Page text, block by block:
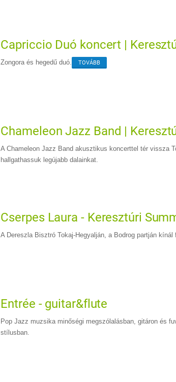
Capriccio Duó koncert |
Zongora és hegedű duó. TOVÁBB
Chameleon Jazz Band |
A Chameleon Jazz Band akusztikus koncerttel tér vissza
hallgathassuk legújabb dalainkat.
Cserpes Laura - Keresztúri
A Dereszla Bisztró Tokaj-Hegyalján, a Bodrog partján
Entrée - guitar&flute
Pop Jazz muzsika minőségi megszólalásban, gitáron és
stílusban.